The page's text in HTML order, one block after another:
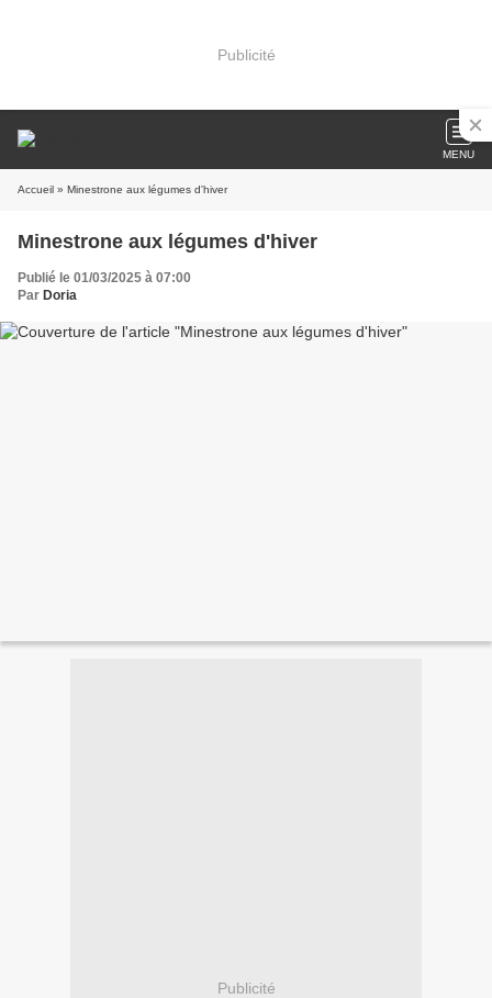
Publicité
MENU
Accueil » Minestrone aux légumes d'hiver
Minestrone aux légumes d'hiver
Publié le 01/03/2025 à 07:00
Par Doria
Publicité